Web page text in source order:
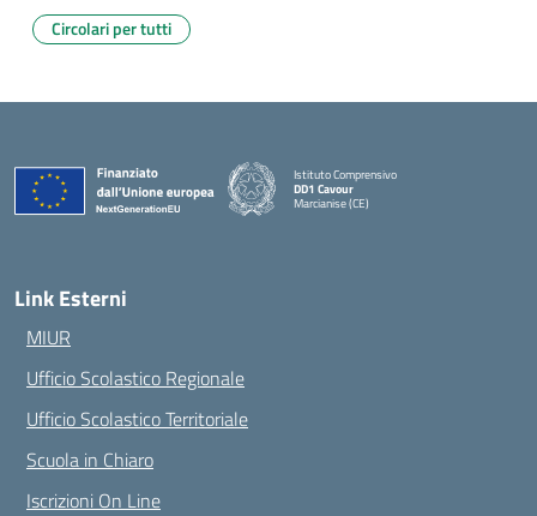
Circolari per tutti
Istituto Comprensivo
DD1 Cavour
Marcianise (CE)
Link Esterni
MIUR
Ufficio Scolastico Regionale
Ufficio Scolastico Territoriale
Scuola in Chiaro
Iscrizioni On Line